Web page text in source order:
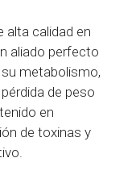
alta calidad en
aliado perfecto
metabolismo,
de peso
en
de toxinas y